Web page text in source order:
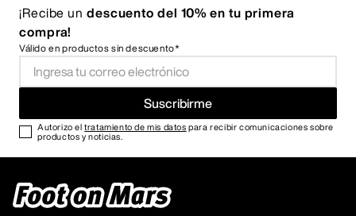
¡Recibe un descuento del 10% en tu primera
compra!
Válido en productos sin descuento*
Suscribirme
Autorizo eltratamiento de mis datos para recibir comunicaciones sobre
productos y noticias.